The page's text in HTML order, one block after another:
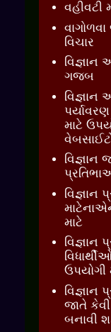
વહીવટી
વિચાર
ગજબ
વિજ્ઞાન
માટે
વિજ્ઞાન
વિજ્ઞાન
માટે
વિજ્ઞાન
ઉપયોગી
વિજ્ઞાન
જાતે કેવી
બનાવી